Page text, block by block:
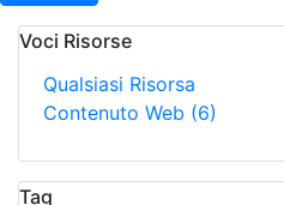
Voci Risorse
Qualsiasi Risorsa
Contenuto Web (6)
Tag